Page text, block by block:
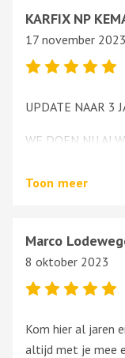
KARFIX NP
17 november 2023
UPDATE NAAR 3
WE DOEN NU
DE
WERD ALLES OM
WIJ ZIJN ERG
SLOPERIJ.
Toon meer
Marco
8 oktober 2023
Kom hier al jaren
altijd met je mee